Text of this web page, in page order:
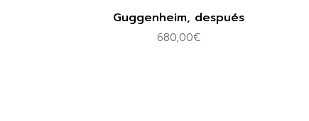
Guggenheim, después
680,00€